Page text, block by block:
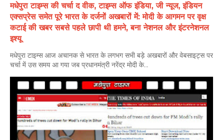
मधेपुरा टाइम्स की चर्चा द वीक, टाइम्स ऑफ इंडिया, जी न्यूज, इंडियन
एक्सप्रेस समेत पूरे भारत के दर्जनों अखबारों में: मोदी के आगमन पर वृक्ष
कटाई की खबर सबसे पहले छापी थी हमने, बना नेशनल और इंटरनेशनल
इश्यू
मधेपुरा टाइम्स आज अचानक से भारत के लगभग सभी बड़े अखबारों और वेबसाइट्स पर
चर्चा में उस समय आ गया जब प्रधानमंत्री नरेंद्र मोदी के...